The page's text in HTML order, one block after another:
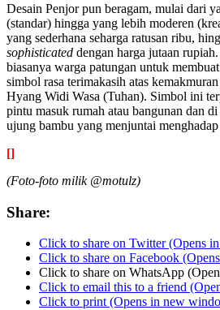
Desain Penjor pun beragam, mulai dari
(standar) hingga yang lebih moderen
yang sederhana seharga ratusan ribu,
sophisticated dengan harga jutaan
biasanya warga patungan untuk
simbol rasa terimakasih atas
Hyang Widi Wasa (Tuhan). Simbol ini
pintu masuk rumah atau bangunan dan
ujung bambu yang menjuntai
[]
(Foto-foto milik @motulz)
Share:
Click to share on Twitter (Opens
Click to share on Facebook
Click to share on WhatsApp
Click to email this to a friend
Click to print (Opens in new